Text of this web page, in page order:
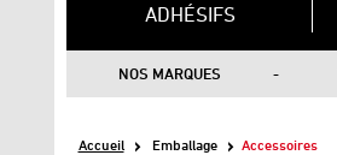
ADHÉSIFS
NOS MARQUES
Accueil Emballage Accessoires